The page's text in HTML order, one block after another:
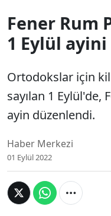
Fener Rum
1 Eylül ayini
Ortodokslar için
sayılan 1 Eylül'de,
ayin düzenlendi.
Haber Merkezi
01 Eylül 2022